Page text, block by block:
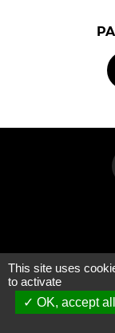
This site uses
to activate
OK, accept all